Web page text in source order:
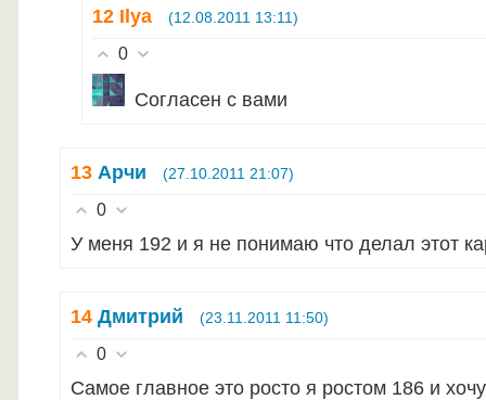
12 Ilya (12.08.2011 13:11)
0
Согласен с вами
13 Арчи (27.10.2011 21:07)
0
У меня 192 и я не понимаю что делал этот
14 Дмитрий (23.11.2011 11:50)
0
Самое главное это росто я ростом 186 и